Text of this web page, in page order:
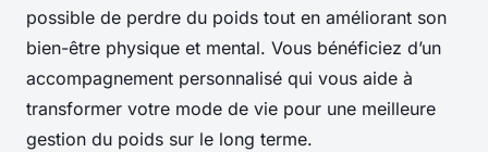
possible de perdre du poids tout en améliorant son
bien-être physique et mental. Vous bénéficiez d’un
accompagnement personnalisé qui vous aide à
transformer votre mode de vie pour une meilleure
gestion du poids sur le long terme.